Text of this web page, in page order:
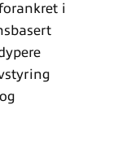
i